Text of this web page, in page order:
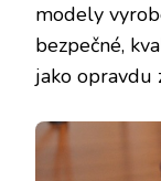
modely
bezpečné,
jako opravdu